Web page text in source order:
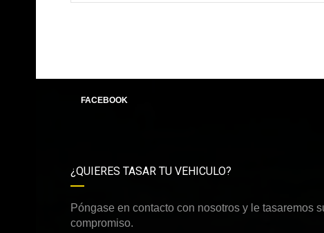
FACEBOOK
¿QUIERES TASAR TU VEHICULO?
Póngase en contacto con nosotros y le tasaremos
compromiso.